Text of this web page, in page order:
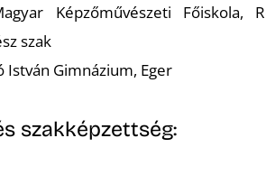
Képzőművészeti Főiskola,
szak
István Gimnázium, Eger
szakképzettség: